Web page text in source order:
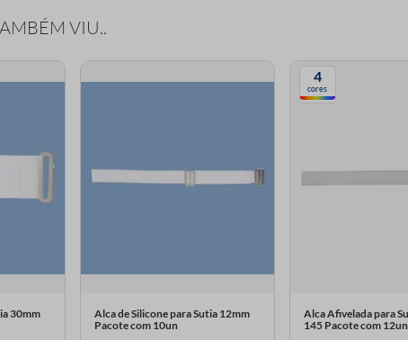
VIU..
30mm
Alca de Silicone para Sutia 12mm
Pacote com 10un
4
cores
Alca Afivelada para
145 Pacote com 12un